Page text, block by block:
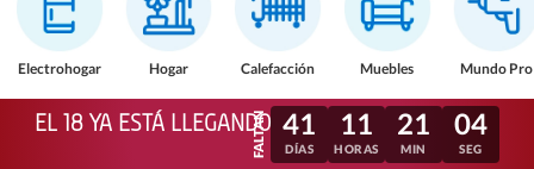
Electrohogar Hogar Calefacción Muebles Mundo Pro
EL 18 YA ESTÁ LLEGANDO 41
DÍAS
11
HORAS
21
MIN
01
SEG